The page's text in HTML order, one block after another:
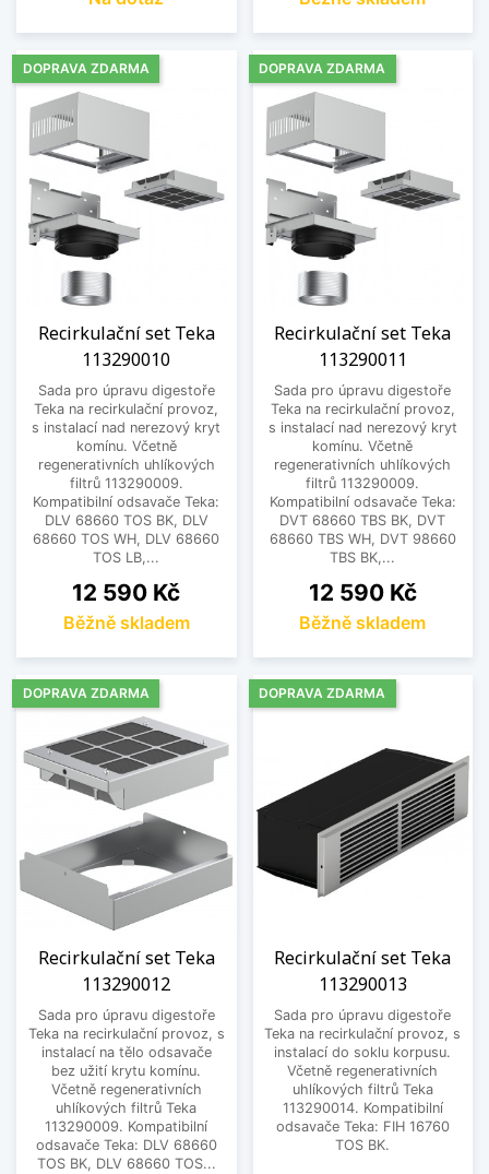
Recirkulační set Teka
113290010
Sada pro úpravu digestoře
Teka na recirkulační provoz,
s instalací nad nerezový kryt
komínu. Včetně
regenerativních uhlíkových
filtrů 113290009.
Kompatibilní odsavače Teka:
DLV 68660 TOS BK, DLV
68660 TOS WH, DLV 68660
TOS LB,...
Cena
12 590 Kč
Běžně skladem
DOPRAVA ZDARMA
Recirkulační set Teka
113290011
Sada pro úpravu digestoře
Teka na recirkulační provoz,
s instalací nad nerezový kryt
komínu. Včetně
regenerativních uhlíkových
filtrů 113290009.
Kompatibilní odsavače Teka:
DVT 68660 TBS BK, DVT
68660 TBS WH, DVT 98660
TBS BK,...
Cena
12 590 Kč
Běžně skladem
DOPRAVA ZDARMA
Recirkulační set Teka
113290012
Sada pro úpravu digestoře
Teka na recirkulační provoz, s
instalací na tělo odsavače
bez užití krytu komínu.
Včetně regenerativních
uhlíkových filtrů Teka
113290009. Kompatibilní
odsavače Teka: DLV 68660
TOS BK, DLV 68660 TOS...
DOPRAVA ZDARMA
Recirkulační set Teka
113290013
Sada pro úpravu digestoře
Teka na recirkulační provoz, s
instalací do soklu korpusu.
Včetně regenerativních
uhlíkových filtrů Teka
113290014. Kompatibilní
odsavače Teka: FIH 16760
TOS BK.
DOPRAVA ZDARMA